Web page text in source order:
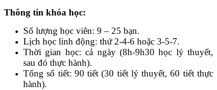
Thông tin khóa học:
Số lượng học viên: 9 – 25 bạn.
Lịch học linh động: thứ 2-4-6 hoặc 3-5-7.
Thời gian học: cả ngày (8h-9h30 học lý thuyết,
sau đó thực hành).
Tổng số tiết: 90 tiết (30 tiết lý thuyết, 60 tiết thực
hành).